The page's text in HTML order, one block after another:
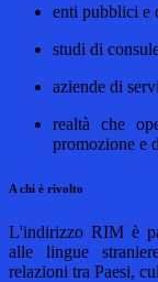
enti pubblici e
studi di
aziende di
realtà che
promozione e
A chi è rivolto
L'indirizzo RIM è
alle lingue
relazioni tra Paesi,